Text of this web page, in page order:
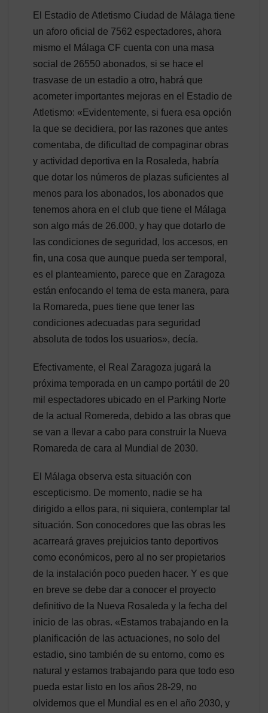
El Estadio de Atletismo Ciudad de Málaga tiene
un aforo oficial de 7562 espectadores, ahora
mismo el Málaga CF cuenta con una masa
social de 26550 abonados, si se hace el
trasvase de un estadio a otro, habrá que
acometer importantes mejoras en el Estadio de
Atletismo: «Evidentemente, si fuera esa opción
la que se decidiera, por las razones que antes
comentaba, de dificultad de compaginar obras
y actividad deportiva en la Rosaleda, habría
que dotar los números de plazas suficientes al
menos para los abonados, los abonados que
tenemos ahora en el club que tiene el Málaga
son algo más de 26.000, y hay que dotarlo de
las condiciones de seguridad, los accesos, en
fin, una cosa que aunque pueda ser temporal,
es el planteamiento, parece que en Zaragoza
están enfocando el tema de esta manera, para
la Romareda, pues tiene que tener las
condiciones adecuadas para seguridad
absoluta de todos los usuarios», decía.
Efectivamente, el Real Zaragoza jugará la
próxima temporada en un campo portátil de 20
mil espectadores ubicado en el Parking Norte
de la actual Romereda, debido a las obras que
se van a llevar a cabo para construir la Nueva
Romareda de cara al Mundial de 2030.
El Málaga observa esta situación con
escepticismo. De momento, nadie se ha
dirigido a ellos para, ni siquiera, contemplar tal
situación. Son conocedores que las obras les
acarreará graves prejuicios tanto deportivos
como económicos, pero al no ser propietarios
de la instalación poco pueden hacer. Y es que
en breve se debe dar a conocer el proyecto
definitivo de la Nueva Rosaleda y la fecha del
inicio de las obras. «Estamos trabajando en la
planificación de las actuaciones, no solo del
estadio, sino también de su entorno, como es
natural y estamos trabajando para que todo eso
pueda estar listo en los años 28-29, no
olvidemos que el Mundial es en el año 2030, y